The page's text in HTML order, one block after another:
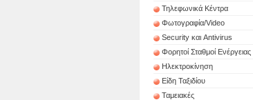
Τηλεφωνικά Κέντρα
Φωτογραφία/Video
Security και Antivirus
Φορητοί Σταθμοί Ενέργειας
Ηλεκτροκίνηση
Είδη Ταξιδίου
Ταμειακές